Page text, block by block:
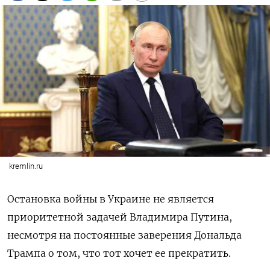
kremlin.ru
Остановка войны в Украине не является
приоритетной задачей Владимира Путина,
несмотря на постоянные заверения Дональда
Трампа о том, что тот хочет ее прекратить.